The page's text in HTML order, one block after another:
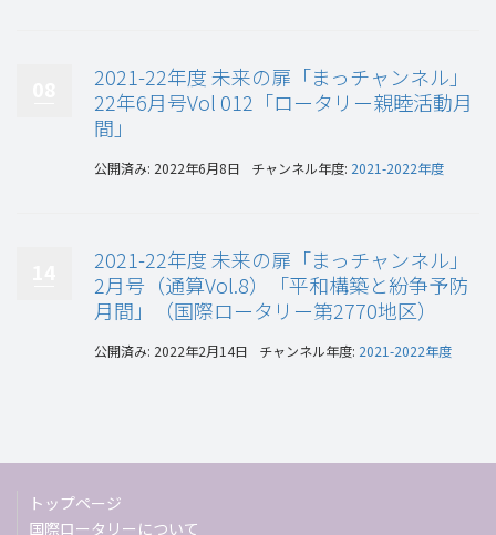
2021-22年度 未来の扉「まっチャンネル」
22年6月号Vol 012「ロータリー親睦活動月
間」
公開済み: 2022年6月8日 チャンネル年度: 2021-2022年度
2021-22年度 未来の扉「まっチャンネル」
2月号（通算Vol.8）「平和構築と紛争予防
月間」（国際ロータリー第2770地区）
公開済み: 2022年2月14日 チャンネル年度: 2021-2022年度
トップページ
国際ロータリーについて